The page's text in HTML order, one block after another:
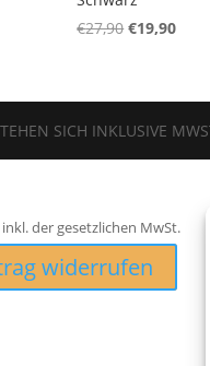
€27,90
€27,90
€19,90
SICH INKLUSIVE
inkl. der gesetzlichen MwSt.
widerrufen